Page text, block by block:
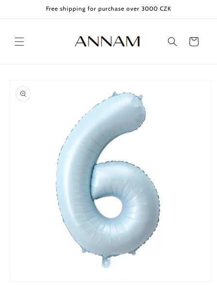
Free shipping for purchase over 3000 CZK
Cart
product
information